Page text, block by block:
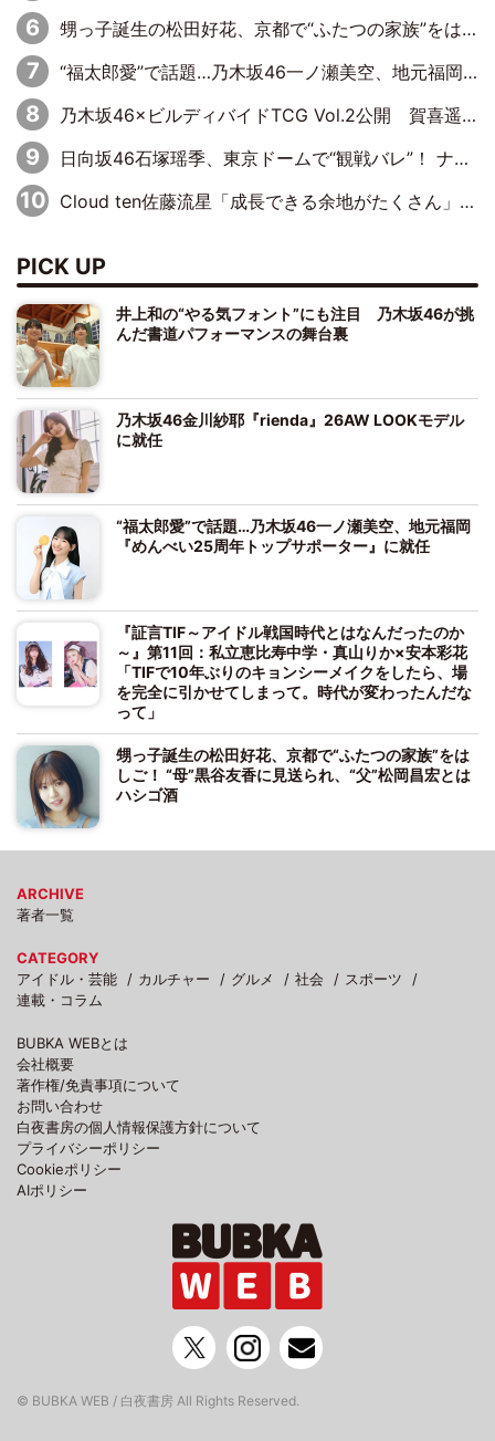
甥っ子誕生の松田好花、京都で“ふたつの家族”をはしご！ “母”黒谷友香に見送られ、“父”松岡昌宏とはハシゴ酒
“福太郎愛”で話題…乃木坂46一ノ瀬美空、地元福岡『めんべい25周年トップサポーター』に就任
乃木坂46×ビルディバイドTCG Vol.2公開 賀喜遥香＆田村真佑が『京まふ』ステージに登壇
日向坂46石塚瑶季、東京ドームで“観戦バレ”！ ナイツ・塙も認めた「巨人に詳しすぎるアイドル」は元VENUSスクール生で杉内コーチ推し⁉
Cloud ten佐藤流星「成長できる余地がたくさん」、本田高優「何度見ても飽きない公演に」
PICK UP
井上和の“やる気フォント”にも注目 乃木坂46が挑
んだ書道パフォーマンスの舞台裏
乃木坂46金川紗耶『rienda』26AW LOOKモデル
に就任
“福太郎愛”で話題…乃木坂46一ノ瀬美空、地元福岡
『めんべい25周年トップサポーター』に就任
『証言TIF～アイドル戦国時代とはなんだったのか
～』第11回：私立恵比寿中学・真山りか×安本彩花
「TIFで10年ぶりのキョンシーメイクをしたら、場
を完全に引かせてしまって。時代が変わったんだな
って」
甥っ子誕生の松田好花、京都で“ふたつの家族”をは
しご！ “母”黒谷友香に見送られ、“父”松岡昌宏とは
ハシゴ酒
ARCHIVE
著者一覧
CATEGORY
アイドル・芸能
カルチャー グルメ 社会
スポーツ
連載・コラム
BUBKA WEBとは
会社概要
著作権/免責事項について
お問い合わせ
白夜書房の個人情報保護方針について
プライバシーポリシー
Cookieポリシー
AIポリシー
© BUBKA WEB / 白夜書房 All Rights Reserved.